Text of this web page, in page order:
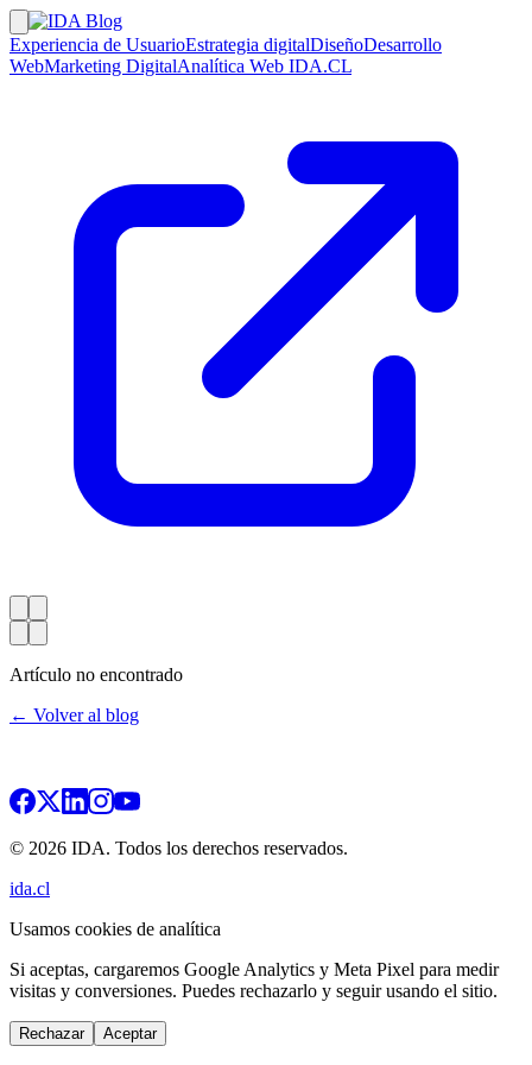
Experiencia de UsuarioEstrategia digitalDiseñoDesarrollo
WebMarketing DigitalAnalítica Web IDA.CL
Artículo no encontrado
← Volver al blog
© 2026 IDA. Todos los derechos reservados.
ida.cl
Usamos cookies de analítica
Si aceptas, cargaremos Google Analytics y Meta Pixel para medir
visitas y conversiones. Puedes rechazarlo y seguir usando el sitio.
Rechazar Aceptar